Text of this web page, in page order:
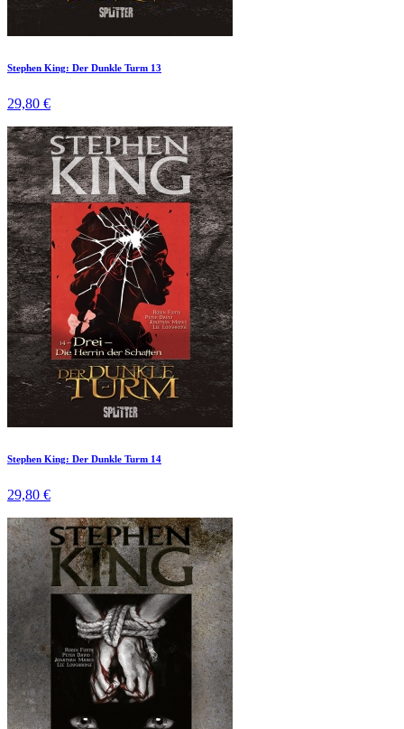
Stephen King: Der Dunkle Turm 13
29,80 €
Stephen King: Der Dunkle Turm 14
29,80 €